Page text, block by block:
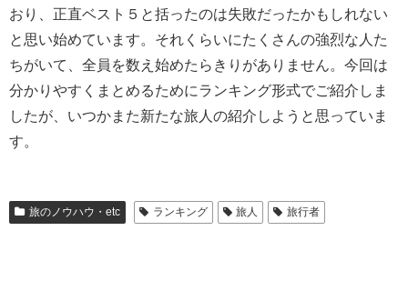
おり、正直ベスト５と括ったのは失敗だったかもしれない
と思い始めています。それくらいにたくさんの強烈な人た
ちがいて、全員を数え始めたらきりがありません。今回は
分かりやすくまとめるためにランキング形式でご紹介しま
したが、いつかまた新たな旅人の紹介しようと思っていま
す。
旅のノウハウ・etc ランキング 旅人 旅行者